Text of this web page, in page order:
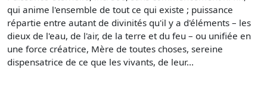
qui anime l'ensemble de tout ce qui existe ; puissance
répartie entre autant de divinités qu'il y a d'éléments – les
dieux de l'eau, de l'air, de la terre et du feu – ou unifiée en
une force créatrice, Mère de toutes choses, sereine
dispensatrice de ce que les vivants, de leur...